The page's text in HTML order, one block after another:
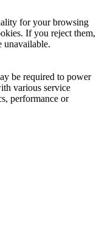
for your browsing
If you reject them,
unavailable.
be required to power
various service
performance or